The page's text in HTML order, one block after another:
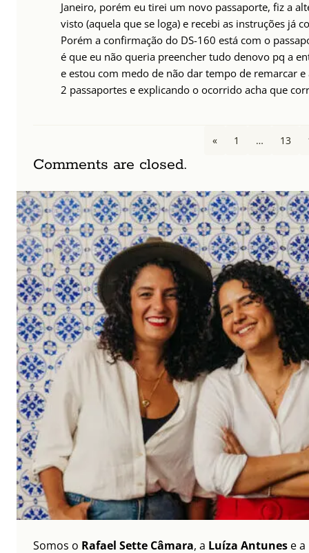
Janeiro, porém eu tirei um novo passaporte, fiz a
visto (aquela que se loga) e recebi as instruções já
Porém a confirmação do DS-160 está com o
é que eu não queria preencher tudo denovo pq a
e estou com medo de não dar tempo de remarcar
2 passaportes e explicando o ocorrido acha que
« 1 … 13
Comments are closed.
Somos o Rafael Sette Câmara, a Luíza Antunes e a